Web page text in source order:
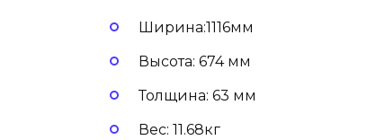
Ширина:1116мм
Высота: 674 мм
Толщина: 63 мм
Вес: 11.68кг